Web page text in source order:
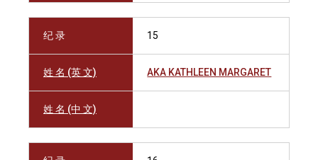
纪 录 15
姓 名 (英 文) AKA KATHLEEN MARGARET
姓 名 (中 文)